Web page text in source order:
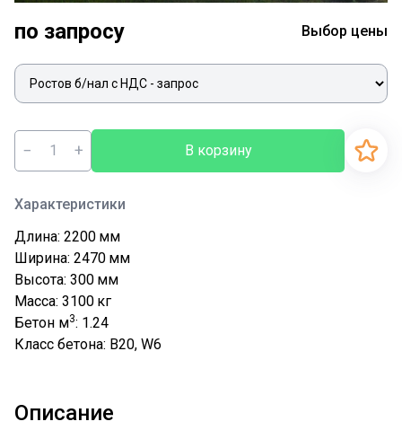
по запросу Выбор цены
− + В корзину
Характеристики
Длина: 2200 мм
Ширина: 2470 мм
Высота: 300 мм
Масса: 3100 кг
Бетон м3: 1.24
Класс бетона: В20, W6
Описание